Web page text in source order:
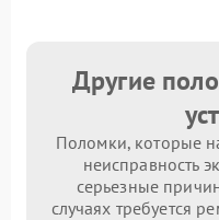
Другие
Поломки, которые
неисправность
серьезные
случаях требуется